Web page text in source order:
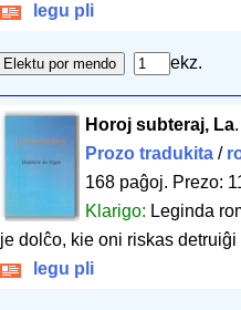
legu pli
ekz.
Horoj subteraj, La.
Prozo tradukita/
168 paĝoj. Prezo:
Klarigo: Leginda
je dolĉo, kie oni riskas detruiĝi
legu pli